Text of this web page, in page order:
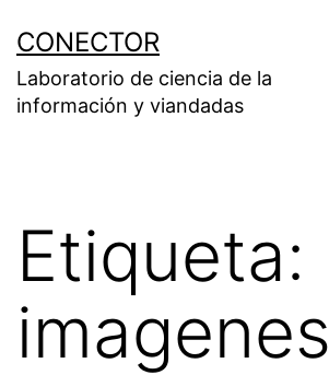
contenido
CONECTOR
Laboratorio de ciencia de la
información y viandadas
Etiqueta:
imagenes